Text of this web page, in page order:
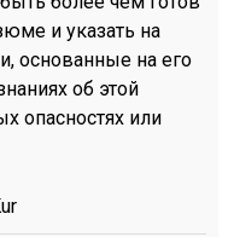
и указать на
основанные на его
об этой
опасностях или